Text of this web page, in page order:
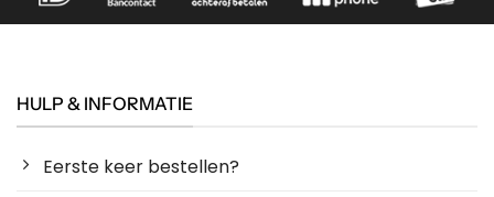
HULP & INFORMATIE
Eerste keer bestellen?